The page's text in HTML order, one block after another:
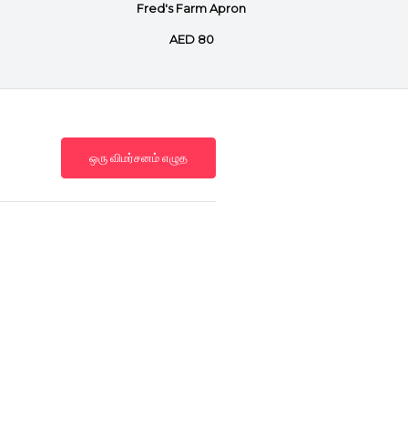
Fred's Farm Apron
AED 80
ஒரு விமர்சனம் எழுத